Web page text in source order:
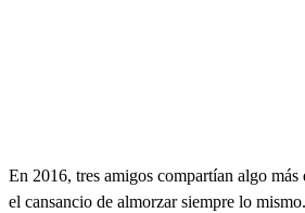
En 2016, tres amigos compartían algo
el cansancio de almorzar siempre lo